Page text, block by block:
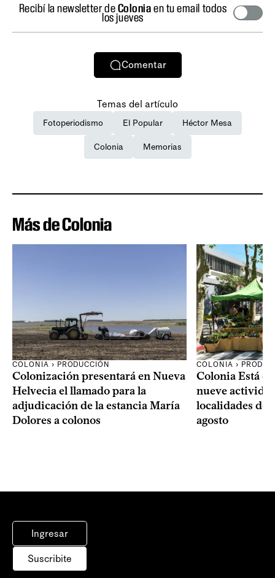
Recibí la newsletter deColoniaen tu email todos
los jueves
Comentar
Temas del artículo
Fotoperiodismo El Popular Héctor Mesa
Colonia Memorias
Más de Colonia
COLONIA › PRODUCCIÓN
Colonización presentará en Nueva
Helvecia el llamado para la
adjudicación de la estancia María
Dolores a colonos
COLONIA ›
Colonia Está
nueve
localidades del
agosto
Ingresar
Suscribite